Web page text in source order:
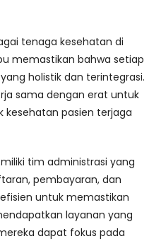
tenaga kesehatan di
memastikan bahwa setiap
holistik dan terintegrasi.
sama dengan erat untuk
kesehatan pasien terjaga
tim administrasi yang
pembayaran, dan
untuk memastikan
layanan yang
dapat fokus pada